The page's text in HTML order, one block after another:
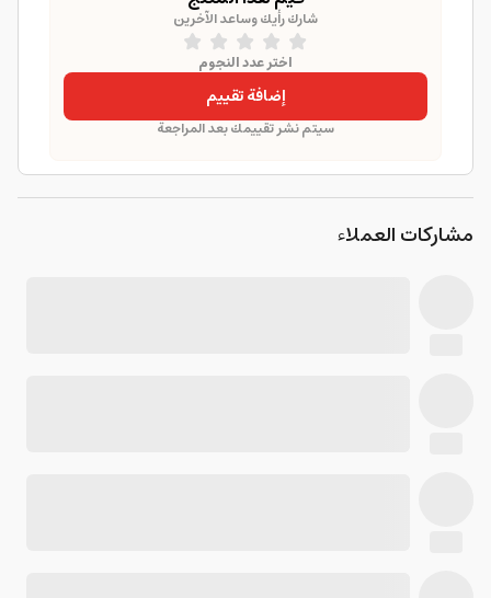
شارك رأيك وساعد الآخرين
اختر عدد النجوم
إضافة تقييم
سيتم نشر تقييمك بعد المراجعة
مشاركات العملاء